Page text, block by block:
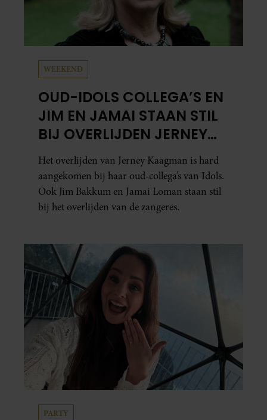
WEEKEND
OUD-IDOLS COLLEGA’S EN
JIM EN JAMAI STAAN STIL
BIJ OVERLIJDEN JERNEY
KAAGMAN
Het overlijden van Jerney Kaagman is hard
aangekomen bij haar oud-collega’s van Idols.
Ook Jim Bakkum en Jamai Loman staan stil
bij het overlijden van de zangeres.
PARTY